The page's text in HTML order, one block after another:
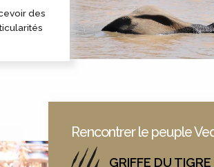
des
Rencontrer le peuple